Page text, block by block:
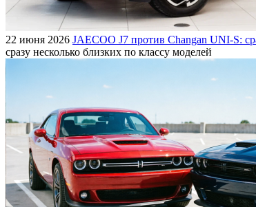
22 июня 2026 JAECOO J7 против Changan UNI-S:
сразу несколько близких по классу моделей